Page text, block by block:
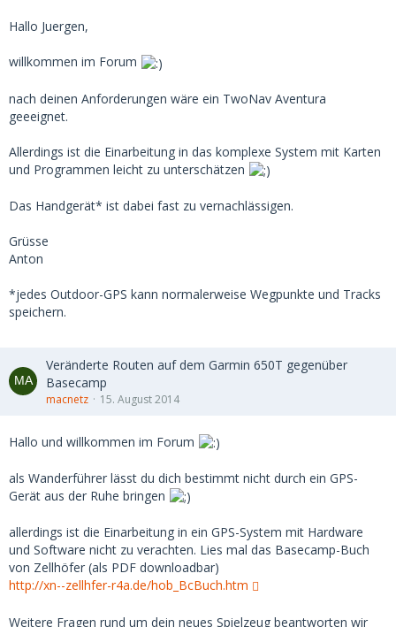
Hallo Juergen,
willkommen im Forum
nach deinen Anforderungen wäre ein TwoNav Aventura
geeeignet.
Allerdings ist die Einarbeitung in das komplexe System mit Karten
und Programmen leicht zu unterschätzen
Das Handgerät* ist dabei fast zu vernachlässigen.
Grüsse
Anton
*jedes Outdoor-GPS kann normalerweise Wegpunkte und Tracks
speichern.
Veränderte Routen auf dem Garmin 650T gegenüber
Basecamp
macnetz 15. August 2014
Hallo und willkommen im Forum
als Wanderführer lässt du dich bestimmt nicht durch ein GPS-
Gerät aus der Ruhe bringen
allerdings ist die Einarbeitung in ein GPS-System mit Hardware
und Software nicht zu verachten. Lies mal das Basecamp-Buch
von Zellhöfer (als PDF downloadbar)
http://xn--zellhfer-r4a.de/hob_BcBuch.htm
Weitere Fragen rund um dein neues Spielzeug beantworten wir